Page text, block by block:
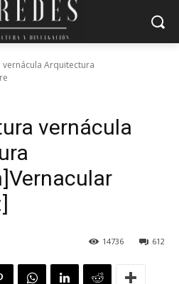
Arquitectura
vernácula
612
14736